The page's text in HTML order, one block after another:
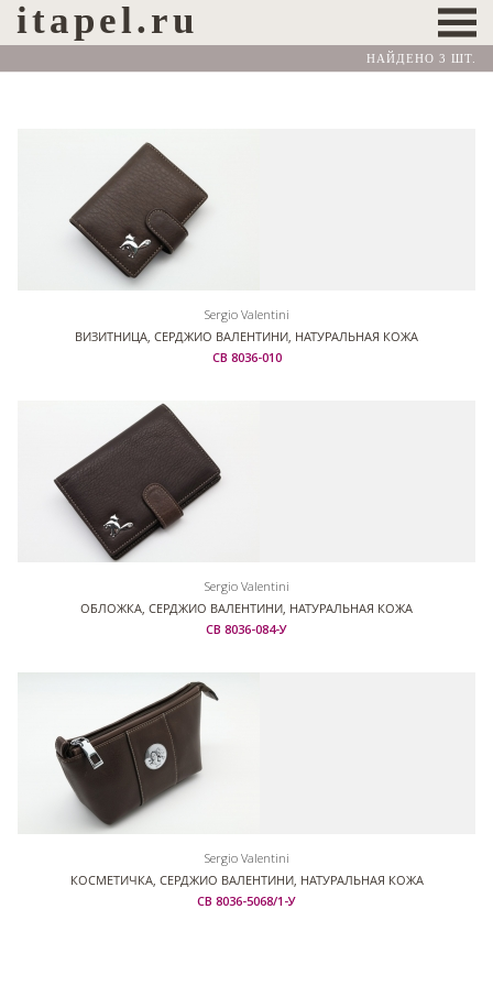
itapel.ru
НАЙДЕНО 3 ШТ.
Sergio Valentini
ВИЗИТНИЦА, СЕРДЖИО ВАЛЕНТИНИ, НАТУРАЛЬНАЯ КОЖА
СВ 8036-010
Sergio Valentini
ОБЛОЖКА, СЕРДЖИО ВАЛЕНТИНИ, НАТУРАЛЬНАЯ КОЖА
СВ 8036-084-У
Sergio Valentini
КОСМЕТИЧКА, СЕРДЖИО ВАЛЕНТИНИ, НАТУРАЛЬНАЯ КОЖА
СВ 8036-5068/1-У